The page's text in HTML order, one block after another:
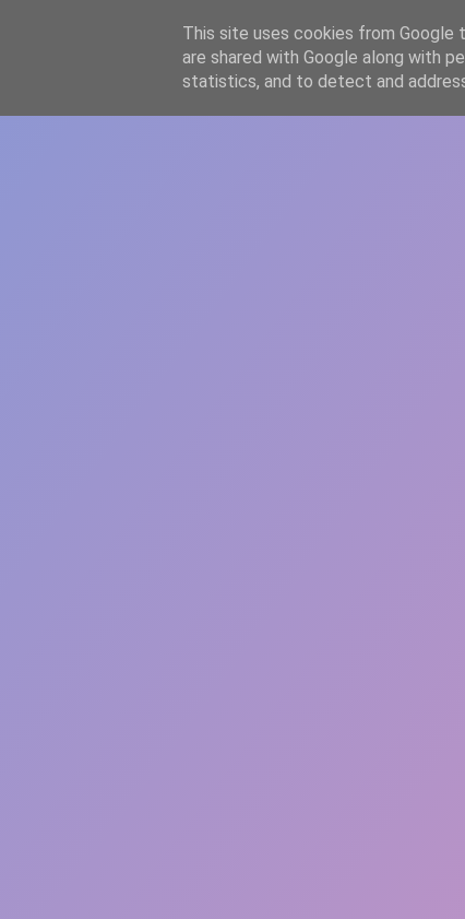
WWW.GAZISTI.RO
This site uses cookies from Google
are shared with Google along with
statistics, and to detect and